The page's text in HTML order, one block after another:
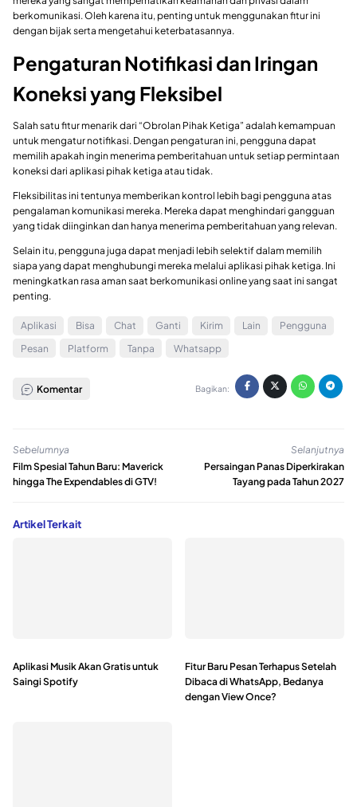
berkomunikasi. Oleh karena itu, penting untuk menggunakan fitur ini
dengan bijak serta mengetahui keterbatasannya.
Pengaturan Notifikasi dan Iringan
Koneksi yang Fleksibel
Salah satu fitur menarik dari “Obrolan Pihak Ketiga” adalah kemampuan
untuk mengatur notifikasi. Dengan pengaturan ini, pengguna dapat
memilih apakah ingin menerima pemberitahuan untuk setiap permintaan
koneksi dari aplikasi pihak ketiga atau tidak.
Fleksibilitas ini tentunya memberikan kontrol lebih bagi pengguna atas
pengalaman komunikasi mereka. Mereka dapat menghindari gangguan
yang tidak diinginkan dan hanya menerima pemberitahuan yang relevan.
Selain itu, pengguna juga dapat menjadi lebih selektif dalam memilih
siapa yang dapat menghubungi mereka melalui aplikasi pihak ketiga. Ini
meningkatkan rasa aman saat berkomunikasi online yang saat ini sangat
penting.
Aplikasi Bisa Chat Ganti Kirim Lain
Pengguna
Pesan
Platform Tanpa Whatsapp
Komentar Bagikan:
Sebelumnya
Film Spesial Tahun Baru: Maverick
hingga The Expendables di GTV!
Selanjutnya
Persaingan Panas Diperkirakan
Tayang pada Tahun 2027
Artikel Terkait
Aplikasi Musik Akan Gratis untuk
Saingi Spotify
Fitur Baru Pesan Terhapus Setelah
Dibaca di WhatsApp, Bedanya
dengan View Once?